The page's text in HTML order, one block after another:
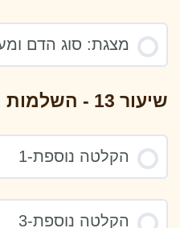
מצגת: סוג הדם
שיעור 13 - השלמות
הקלטה נוספת-1
הקלטה נוספת-3